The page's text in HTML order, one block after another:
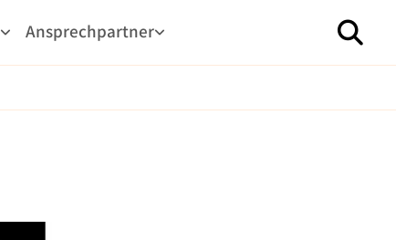
Ansprechpartner